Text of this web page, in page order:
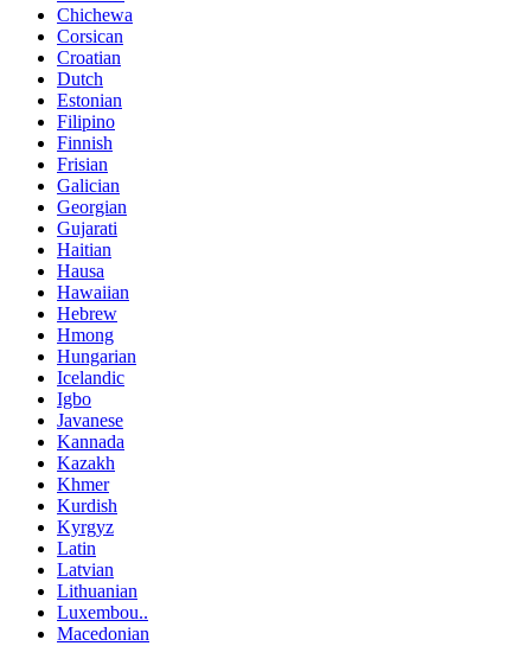
Chichewa
Corsican
Croatian
Dutch
Estonian
Filipino
Finnish
Frisian
Galician
Georgian
Gujarati
Haitian
Hausa
Hawaiian
Hebrew
Hmong
Hungarian
Icelandic
Igbo
Javanese
Kannada
Kazakh
Khmer
Kurdish
Kyrgyz
Latin
Latvian
Lithuanian
Luxembou..
Macedonian